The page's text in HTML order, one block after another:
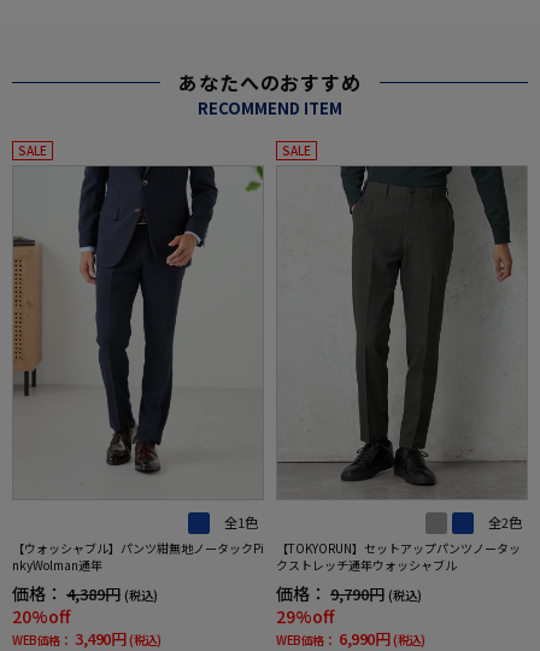
あなたへのおすすめ
RECOMMEND ITEM
SALE
全1色
【ウォッシャブル】パンツ紺無地ノータックPi
nkyWolman通年
価格： 4,389円 (税込)
20%off
WEB価格： 3,490円 (税込)
SALE
全2色
【TOKYORUN】セットアップパンツノータッ
クストレッチ通年ウォッシャブル
価格： 9,790円 (税込)
29%off
WEB価格： 6,990円 (税込)